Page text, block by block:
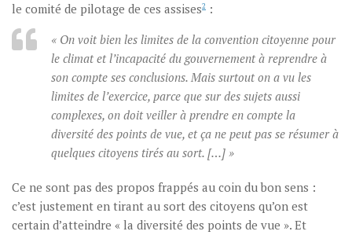
le comité de pilotage de ces assises2 :
« On voit bien les limites de la convention citoyenne pour
le climat et l’incapacité du gouvernement à reprendre à
son compte ses conclusions. Mais surtout on a vu les
limites de l’exercice, parce que sur des sujets aussi
complexes, on doit veiller à prendre en compte la
diversité des points de vue, et ça ne peut pas se résumer à
quelques citoyens tirés au sort. […] »
Ce ne sont pas des propos frappés au coin du bon sens :
c’est justement en tirant au sort des citoyens qu’on est
certain d’atteindre « la diversité des points de vue ». Et